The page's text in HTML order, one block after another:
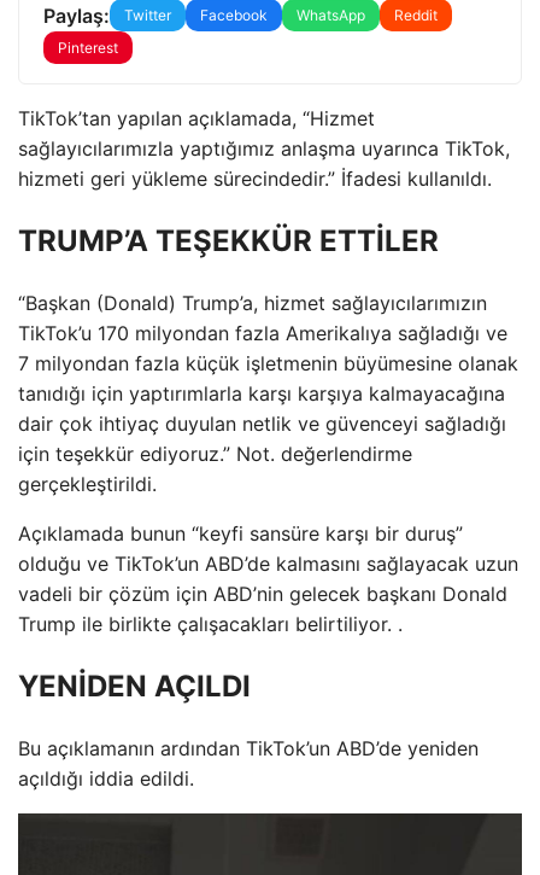
Paylaş: Twitter Facebook WhatsApp
Reddit
Pinterest
TikTok’tan yapılan açıklamada, “Hizmet
sağlayıcılarımızla yaptığımız anlaşma uyarınca TikTok,
hizmeti geri yükleme sürecindedir.” İfadesi kullanıldı.
TRUMP’A TEŞEKKÜR ETTİLER
“Başkan (Donald) Trump’a, hizmet sağlayıcılarımızın
TikTok’u 170 milyondan fazla Amerikalıya sağladığı ve
7 milyondan fazla küçük işletmenin büyümesine olanak
tanıdığı için yaptırımlarla karşı karşıya kalmayacağına
dair çok ihtiyaç duyulan netlik ve güvenceyi sağladığı
için teşekkür ediyoruz.” Not. değerlendirme
gerçekleştirildi.
Açıklamada bunun “keyfi sansüre karşı bir duruş”
olduğu ve TikTok’un ABD’de kalmasını sağlayacak uzun
vadeli bir çözüm için ABD’nin gelecek başkanı Donald
Trump ile birlikte çalışacakları belirtiliyor. .
YENİDEN AÇILDI
Bu açıklamanın ardından TikTok’un ABD’de yeniden
açıldığı iddia edildi.